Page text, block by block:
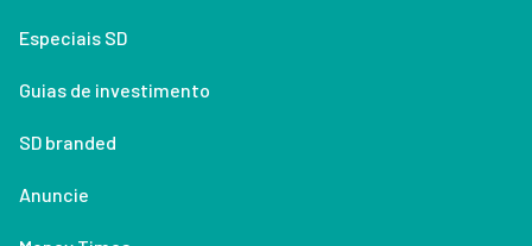
Especiais SD
Guias de investimento
SD branded
Anuncie